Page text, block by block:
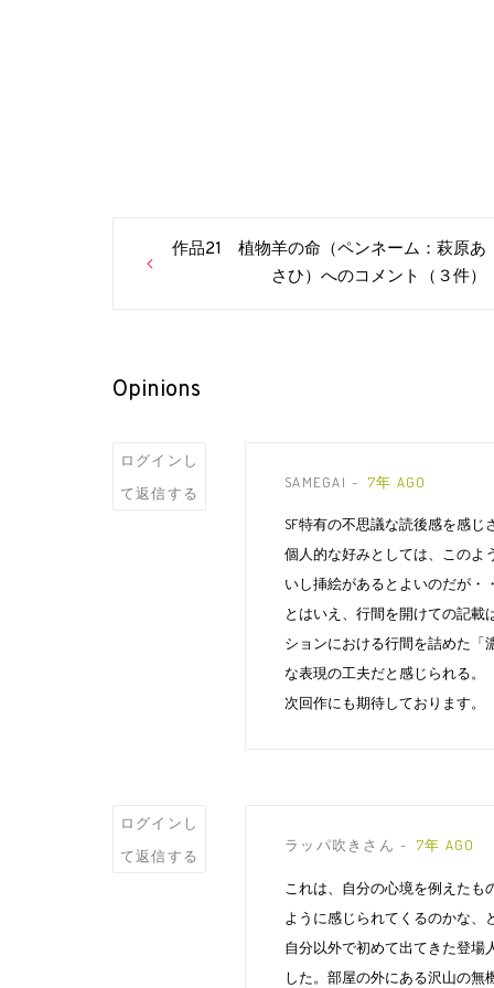
navigation
作品21 植物羊の命（ペンネーム：萩原あ
さひ）へのコメント（３件）
Opinions
Post
comment
ログインし
て返信する
SAMEGAI 7年 AGO
SF特有の不思議な読後感を感じ
個人的な好みとしては、このよ
いし挿絵があるとよいのだが・
とはいえ、行間を開けての記
ションにおける行間を詰めた「
な表現の工夫だと感じられる。
次回作にも期待しております。
Post
comment
ログインし
て返信する
ラッパ吹きさん 7年 AGO
これは、自分の心境を例えたも
ように感じられてくるのかな
自分以外で初めて出てきた登場
した。部屋の外にある沢山の